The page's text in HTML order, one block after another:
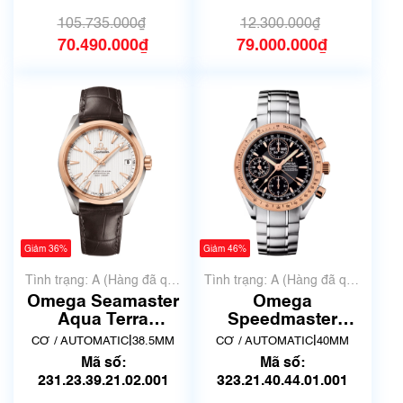
105.735.000₫
70.490.000₫
12.300.000₫
79.000.000₫
Giảm 36%
Tình trạng: A (Hàng đã qua
sử dụng nhưng rất đẹp,
không có xước)
Omega Seamaster
Aqua Terra
231.23.39.21.02.001
| Siêu lướt
CƠ / AUTOMATIC 38.5MM
Mã số:
231.23.39.21.02.001
Giảm 46%
Tình trạng: A (Hàng đã qua
sử dụng nhưng rất đẹp,
không có xước)
Omega
Speedmaster
323.21.40.44.01.001
| Siêu lướt | Mã số
9802
CƠ / AUTOMATIC| 40MM
Mã số:
323.21.40.44.01.001